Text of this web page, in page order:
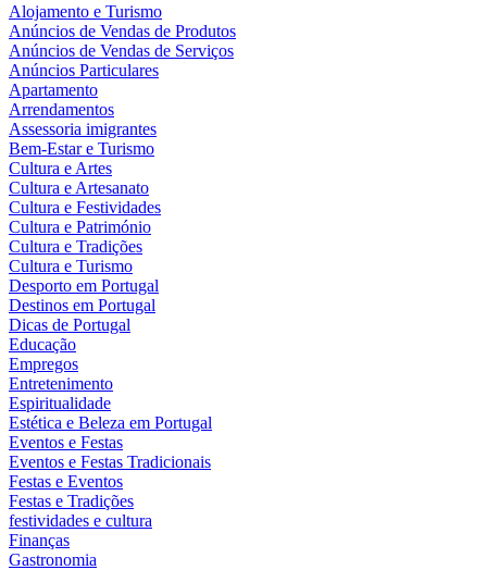
Alojamento e Turismo
Anúncios de Vendas de Produtos
Anúncios de Vendas de Serviços
Anúncios Particulares
Apartamento
Arrendamentos
Assessoria imigrantes
Bem-Estar e Turismo
Cultura e Artes
Cultura e Artesanato
Cultura e Festividades
Cultura e Património
Cultura e Tradições
Cultura e Turismo
Desporto em Portugal
Destinos em Portugal
Dicas de Portugal
Educação
Empregos
Entretenimento
Espiritualidade
Estética e Beleza em Portugal
Eventos e Festas
Eventos e Festas Tradicionais
Festas e Eventos
Festas e Tradições
festividades e cultura
Finanças
Gastronomia